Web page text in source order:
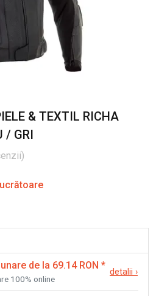
& TEXTIL RICHA
/ GRI
)
de la 69.14 RON *
100% online
detalii ›